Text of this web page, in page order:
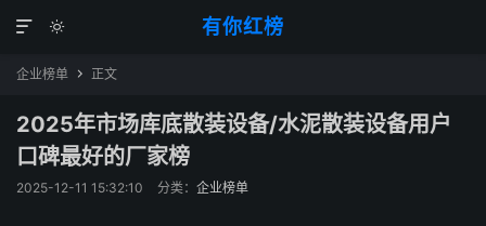
有你红榜


企业榜单  正文
2025年市场库底散装设备/水泥散装设备用户
口碑最好的厂家榜
2025-12-11 15:32:10 分类： 企业榜单